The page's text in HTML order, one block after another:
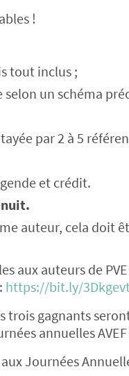
!
tout inclus ;
un schéma
par 2 à 5
et crédit.
auteur, cela doit
aux auteurs de
https://bit.ly/
trois gagnants
annuelles AVEF
Journées